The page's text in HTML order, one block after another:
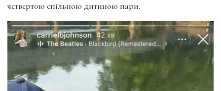
четвертою спільною дитиною пари.